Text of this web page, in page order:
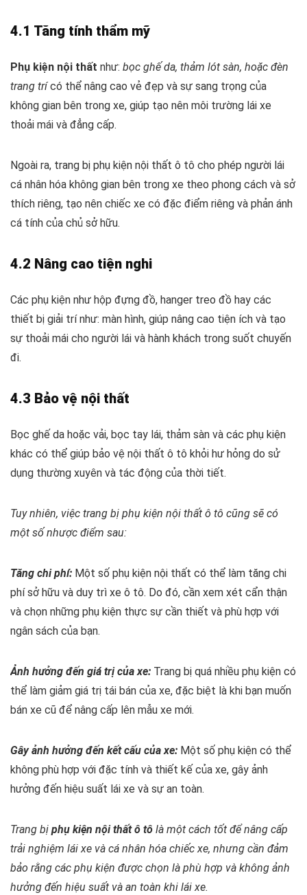
4.1 Tăng tính thẩm mỹ
Phụ kiện nội thất như: bọc ghế da, thảm lót sàn, hoặc đèn
trang trícó thể nâng cao vẻ đẹp và sự sang trọng của
không gian bên trong xe, giúp tạo nên môi trường lái xe
thoải mái và đẳng cấp.
Ngoài ra, trang bị phụ kiện nội thất ô tô cho phép người lái
cá nhân hóa không gian bên trong xe theo phong cách và sở
thích riêng, tạo nên chiếc xe có đặc điểm riêng và phản ánh
cá tính của chủ sở hữu.
4.2 Nâng cao tiện nghi
Các phụ kiện như hộp đựng đồ, hanger treo đồ hay các
thiết bị giải trí như: màn hình, giúp nâng cao tiện ích và tạo
sự thoải mái cho người lái và hành khách trong suốt chuyến
đi.
4.3 Bảo vệ nội thất
Bọc ghế da hoặc vải, bọc tay lái, thảm sàn và các phụ kiện
khác có thể giúp bảo vệ nội thất ô tô khỏi hư hỏng do sử
dụng thường xuyên và tác động của thời tiết.
Tuy nhiên, việc trang bị phụ kiện nội thất ô tô cũng sẽ có
một số nhược điểm sau:
Tăng chi phí: Một số phụ kiện nội thất có thể làm tăng chi
phí sở hữu và duy trì xe ô tô. Do đó, cần xem xét cẩn thận
và chọn những phụ kiện thực sự cần thiết và phù hợp với
ngân sách của bạn.
Ảnh hưởng đến giá trị của xe: Trang bị quá nhiều phụ kiện có
thể làm giảm giá trị tái bán của xe, đặc biệt là khi bạn muốn
bán xe cũ để nâng cấp lên mẫu xe mới.
Gây ảnh hưởng đến kết cấu của xe: Một số phụ kiện có thể
không phù hợp với đặc tính và thiết kế của xe, gây ảnh
hưởng đến hiệu suất lái xe và sự an toàn.
Trang bị phụ kiện nội thất ô tô là một cách tốt để nâng cấp
trải nghiệm lái xe và cá nhân hóa chiếc xe, nhưng cần đảm
bảo rằng các phụ kiện được chọn là phù hợp và không ảnh
hưởng đến hiệu suất và an toàn khi lái xe.